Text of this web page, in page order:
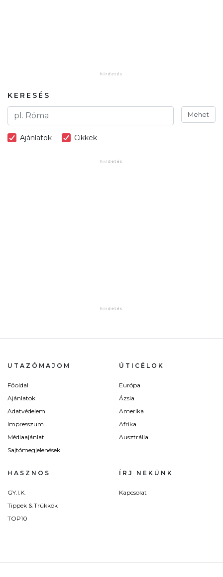
KERESÉS
Mehet
Ajánlatok Cikkek
UTAZÓMAJOM
Főoldal
Ajánlatok
Adatvédelem
Impresszum
Médiaajánlat
Sajtómegjelenések
ÚTICÉLOK
Európa
Ázsia
Amerika
Afrika
Ausztrália
HASZNOS
GY.I.K.
Tippek & Trükkök
TOP10
ÍRJ NEKÜNK
Kapcsolat